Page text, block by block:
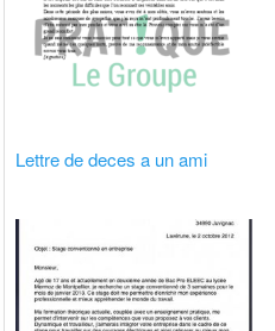
Lettre de deces a un ami